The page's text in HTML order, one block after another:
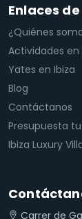
Enlaces
¿Quiénes
Actividades en
Yates en Ibiza
Blog
Contáctanos
Presupuesta
Ibiza Luxury
Carrer de